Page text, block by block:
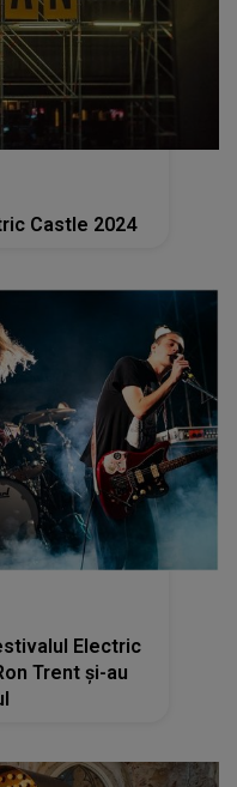
Castle 2024
Electric
Trent și-au